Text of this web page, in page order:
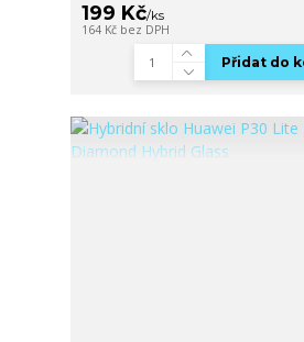
199 Kč/ks
164 Kč bez DPH
Přidat do